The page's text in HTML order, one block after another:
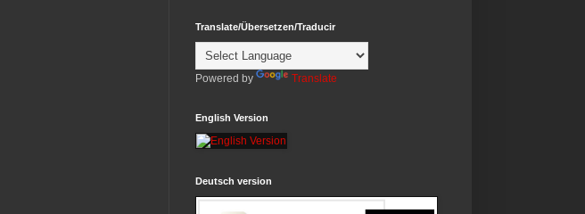
Translate/Übersetzen/Traducir
Powered by Translate
English Version
Deutsch version